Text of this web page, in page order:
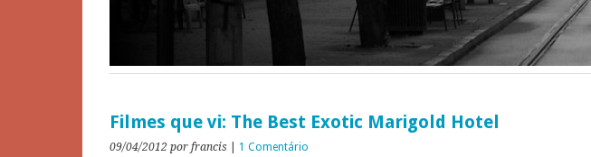
Filmes que vi: The Best Exotic Marigold Hotel
09/04/2012 por francis 1 Comentário